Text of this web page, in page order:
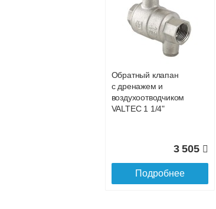
Подъем на этаж.
услуга платная
Доставка в регионы России.
Обратный клапан
с дренажем и
воздухоотводчиком
VALTEC 1 1/4"
3 505
Подробнее